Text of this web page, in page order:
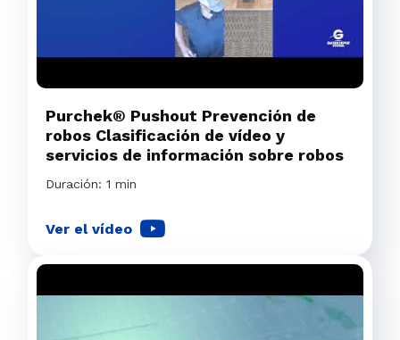
Purchek® Pushout Prevención de
robos Clasificación de vídeo y
servicios de información sobre robos
Duración: 1 min
Ver el vídeo